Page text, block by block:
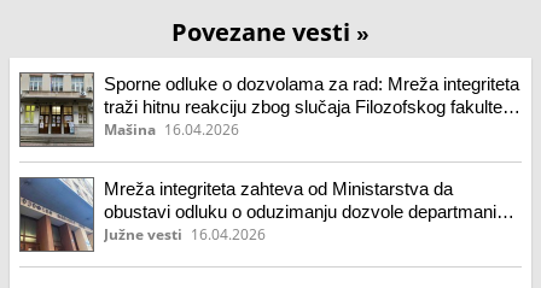
Povezane vesti »
Sporne odluke o dozvolama za rad: Mreža integriteta
traži hitnu reakciju zbog slučaja Filozofskog fakulteta
u Nišu
Mašina 16.04.2026
Mreža integriteta zahteva od Ministarstva da
obustavi odluku o oduzimanju dozvole departmanima
niškog Filozofskog
Južne vesti 16.04.2026